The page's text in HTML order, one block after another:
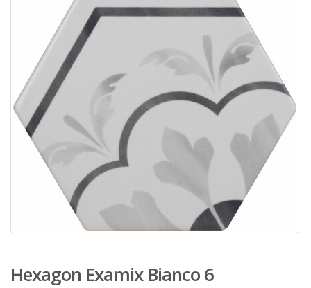
Hexagon Examix Bianco 6